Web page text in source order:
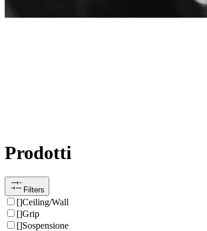
Prodotti
Filters
[]Ceiling/Wall
[]Grip
[]Sospensione